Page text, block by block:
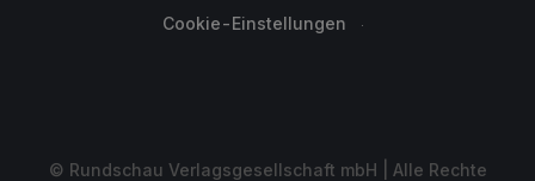
Cookie-Einstellungen
© Rundschau Verlagsgesellschaft mbH | Alle Rechte